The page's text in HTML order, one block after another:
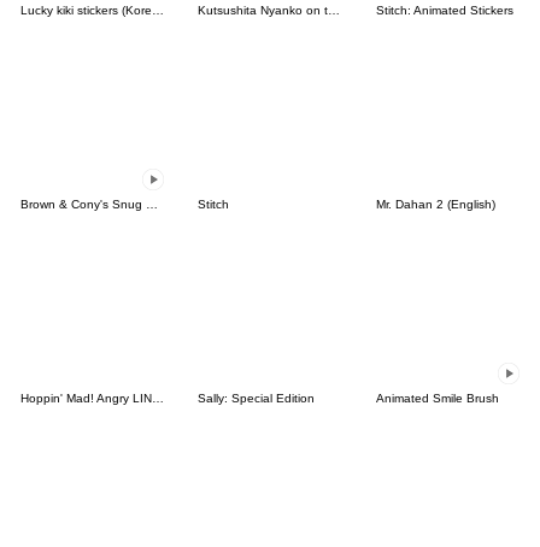
Stitch: Animated Stickers
Stitch Mr. Dahan 2 (English)
Hoppin' Mad! Angry LINE Characters Sally: Special Edition Animated Smile Brush